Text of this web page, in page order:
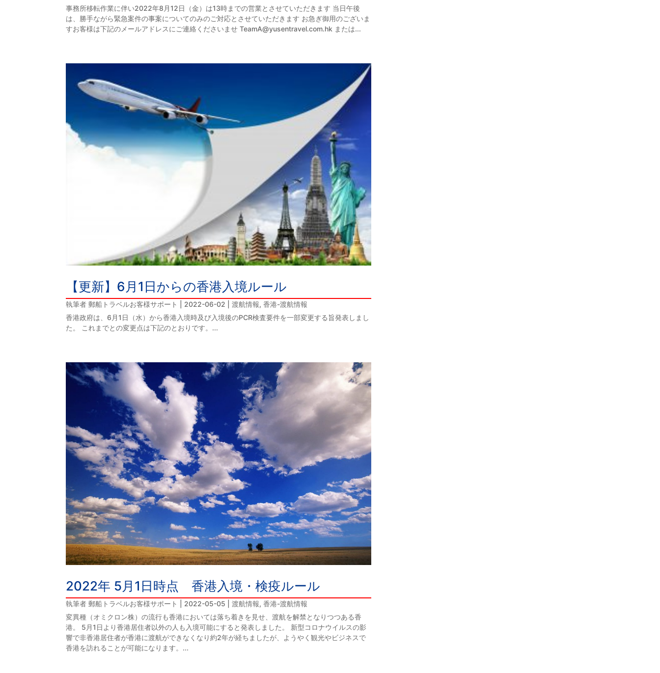
事務所移転作業に伴い2022年8月12日（金）は13時までの営業とさせていただきます 当日午後
は、勝手ながら緊急案件の事案についてのみのご対応とさせていただきます お急ぎ御用のございま
すお客様は下記のメールアドレスにご連絡くださいませ TeamA@yusentravel.com.hk または...
【更新】6月1日からの香港入境ルール
執筆者郵船トラベルお客様サポート 2022-06-02 |渡航情報,香港-渡航情報
香港政府は、6月1日（水）から香港入境時及び入境後のPCR検査要件を一部変更する旨発表しまし
た。 これまでとの変更点は下記のとおりです。...
2022年 5月1日時点 香港入境・検疫ルール
執筆者郵船トラベルお客様サポート 2022-05-05 |渡航情報,香港-渡航情報
変異種（オミクロン株）の流行も香港においては落ち着きを見せ、渡航を解禁となりつつある香
港。 5月1日より香港居住者以外の人も入境可能にすると発表しました。 新型コロナウイルスの影
響で非香港居住者が香港に渡航ができなくなり約2年が経ちましたが、ようやく観光やビジネスで
香港を訪れることが可能になります。...